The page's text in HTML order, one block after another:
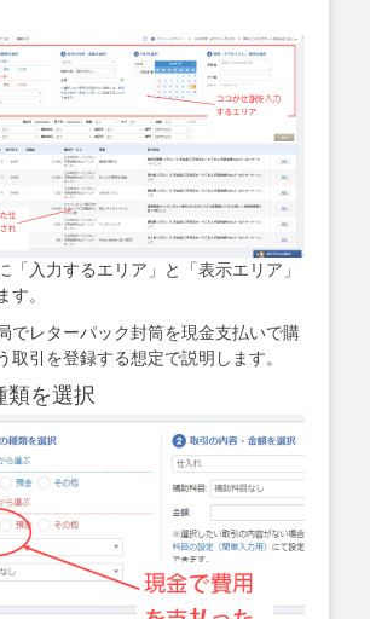
「入力するエリア」と「表示エリア」
す。
でレターパック封筒を現金支払いで購
取引を登録する想定で説明します。
類を選択